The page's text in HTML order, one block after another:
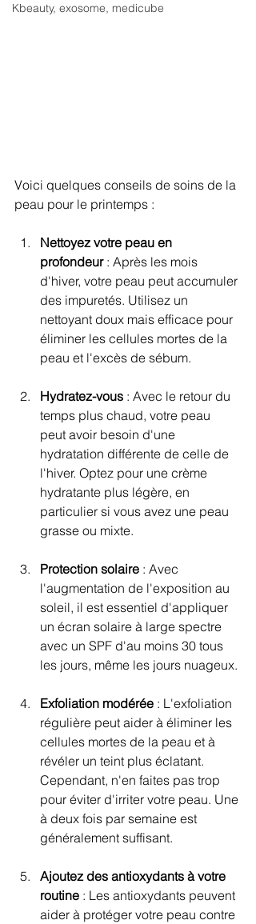
Kbeauty, exosome, medicube
Voici quelques conseils de soins de la
peau pour le printemps :
Nettoyez votre peau en
profondeur : Après les mois
d'hiver, votre peau peut accumuler
des impuretés. Utilisez un
nettoyant doux mais efficace pour
éliminer les cellules mortes de la
peau et l'excès de sébum.
Hydratez-vous : Avec le retour du
temps plus chaud, votre peau
peut avoir besoin d'une
hydratation différente de celle de
l'hiver. Optez pour une crème
hydratante plus légère, en
particulier si vous avez une peau
grasse ou mixte.
Protection solaire : Avec
l'augmentation de l'exposition au
soleil, il est essentiel d'appliquer
un écran solaire à large spectre
avec un SPF d'au moins 30 tous
les jours, même les jours nuageux.
Exfoliation modérée : L'exfoliation
régulière peut aider à éliminer les
cellules mortes de la peau et à
révéler un teint plus éclatant.
Cependant, n'en faites pas trop
pour éviter d'irriter votre peau. Une
à deux fois par semaine est
généralement suffisant.
Ajoutez des antioxydants à votre
routine : Les antioxydants peuvent
aider à protéger votre peau contre